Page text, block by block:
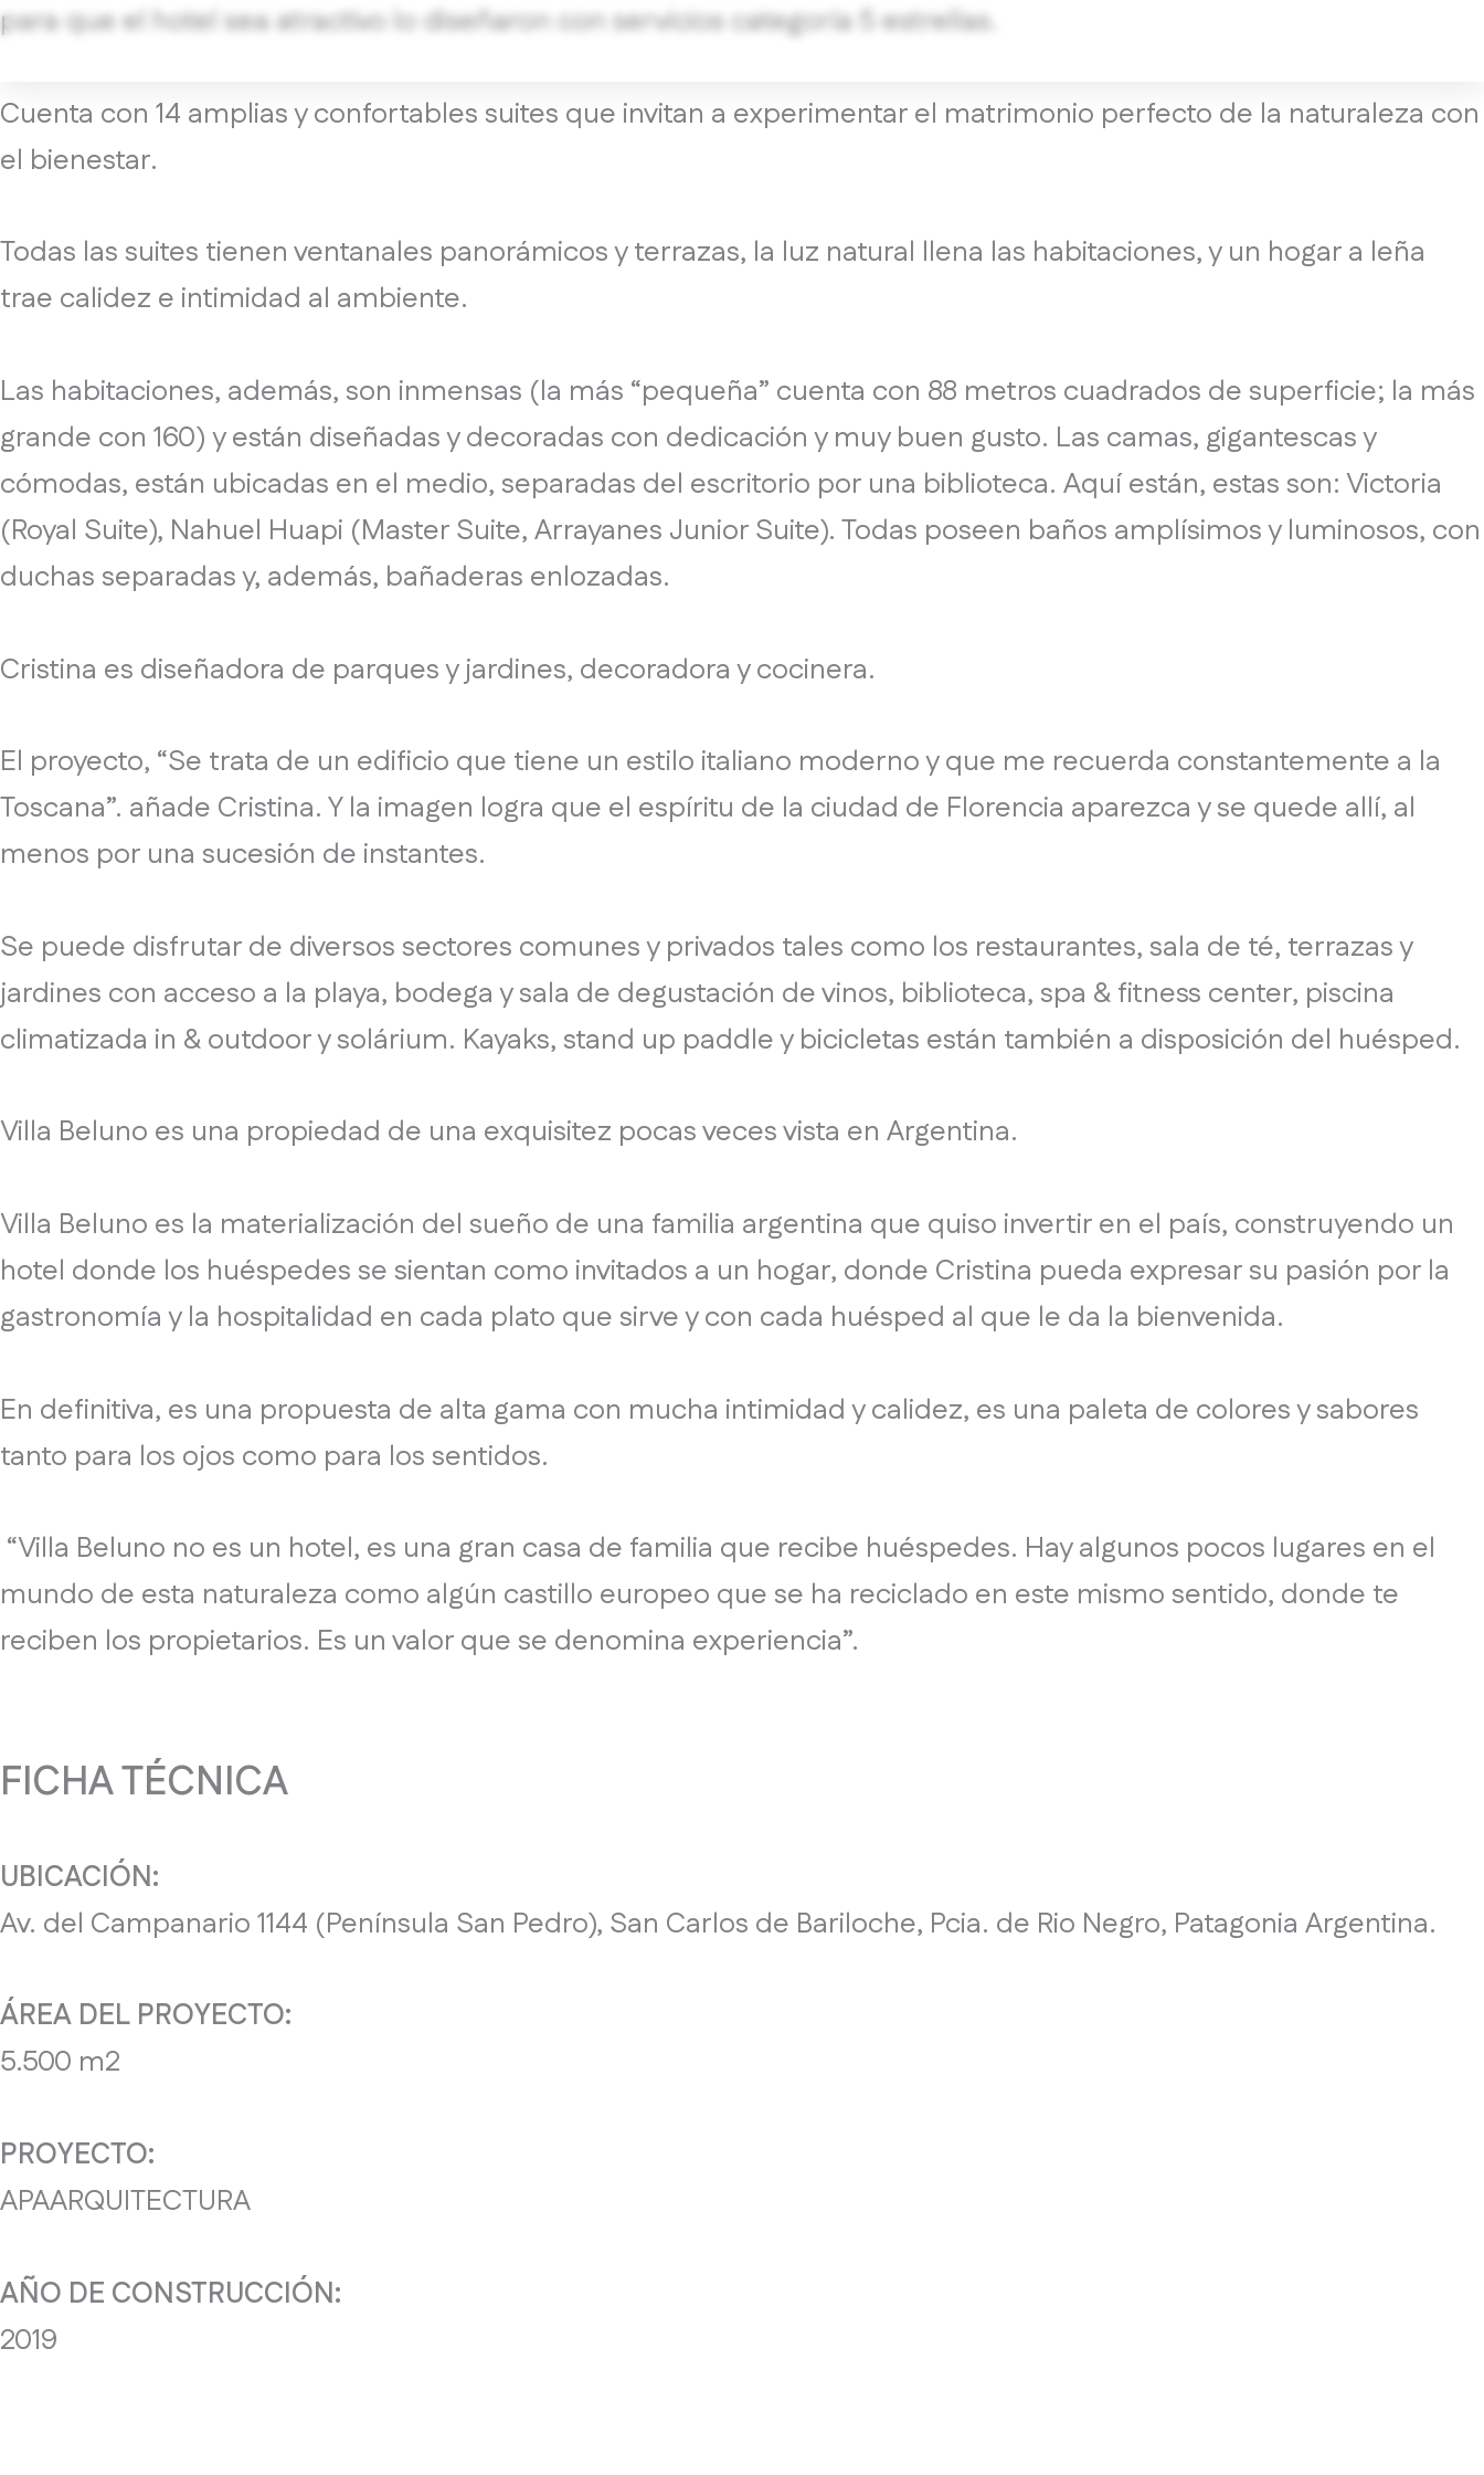
para que el hotel sea atractivo lo diseñaron con servicios categoría 5 estrellas.
Cuenta con 14 amplias y confortables suites que invitan a experimentar el matrimonio perfecto de la naturaleza con
el bienestar.
Todas las suites tienen ventanales panorámicos y terrazas, la luz natural llena las habitaciones, y un hogar a leña
trae calidez e intimidad al ambiente.
Las habitaciones, además, son inmensas (la más “pequeña” cuenta con 88 metros cuadrados de superficie; la más
grande con 160) y están diseñadas y decoradas con dedicación y muy buen gusto. Las camas, gigantescas y
cómodas, están ubicadas en el medio, separadas del escritorio por una biblioteca. Aquí están, estas son: Victoria
(Royal Suite), Nahuel Huapi (Master Suite, Arrayanes Junior Suite). Todas poseen baños amplísimos y luminosos, con
duchas separadas y, además, bañaderas enlozadas.
Cristina es diseñadora de parques y jardines, decoradora y cocinera.
El proyecto, “Se trata de un edificio que tiene un estilo italiano moderno y que me recuerda constantemente a la
Toscana”. añade Cristina. Y la imagen logra que el espíritu de la ciudad de Florencia aparezca y se quede allí, al
menos por una sucesión de instantes.
Se puede disfrutar de diversos sectores comunes y privados tales como los restaurantes, sala de té, terrazas y
jardines con acceso a la playa, bodega y sala de degustación de vinos, biblioteca, spa & fitness center, piscina
climatizada in & outdoor y solárium. Kayaks, stand up paddle y bicicletas están también a disposición del huésped.
Villa Beluno es una propiedad de una exquisitez pocas veces vista en Argentina.
Villa Beluno es la materialización del sueño de una familia argentina que quiso invertir en el país, construyendo un
hotel donde los huéspedes se sientan como invitados a un hogar, donde Cristina pueda expresar su pasión por la
gastronomía y la hospitalidad en cada plato que sirve y con cada huésped al que le da la bienvenida.
En definitiva, es una propuesta de alta gama con mucha intimidad y calidez, es una paleta de colores y sabores
tanto para los ojos como para los sentidos.
“Villa Beluno no es un hotel, es una gran casa de familia que recibe huéspedes. Hay algunos pocos lugares en el
mundo de esta naturaleza como algún castillo europeo que se ha reciclado en este mismo sentido, donde te
reciben los propietarios. Es un valor que se denomina experiencia”.
FICHA TÉCNICA
UBICACIÓN:
Av. del Campanario 1144 (Península San Pedro), San Carlos de Bariloche, Pcia. de Rio Negro, Patagonia Argentina.
ÁREA DEL PROYECTO:
5.500 m2
PROYECTO:
APAARQUITECTURA
AÑO DE CONSTRUCCIÓN:
2019